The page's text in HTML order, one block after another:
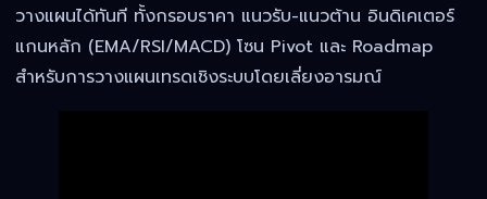
วางแผนได้ทันที ทั้งกรอบราคา แนวรับ-แนวต้าน อินดิเคเตอร์
แกนหลัก (EMA/RSI/MACD) โซน Pivot และ Roadmap
สำหรับการวางแผนเทรดเชิงระบบโดยเลี่ยงอารมณ์